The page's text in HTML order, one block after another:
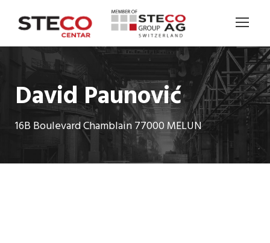
David Paunović
16B Boulevard Chamblain 77000 MELUN